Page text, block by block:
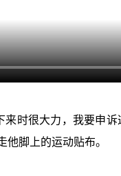
时很大力，我要申诉
脚上的运动贴布。